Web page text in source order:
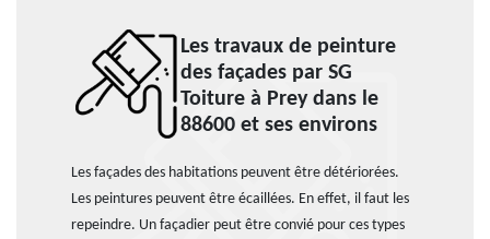
Les travaux de peinture
des façades par SG
Toiture à Prey dans le
88600 et ses environs
Les façades des habitations peuvent être détériorées.
Les peintures peuvent être écaillées. En effet, il faut les
repeindre. Un façadier peut être convié pour ces types